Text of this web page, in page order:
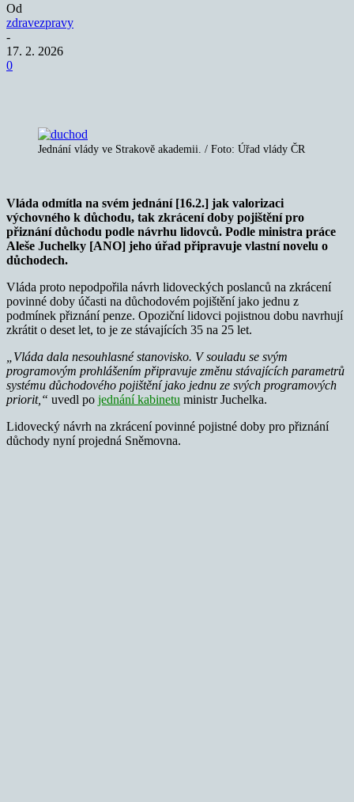
Od
zdravezpravy
-
17. 2. 2026
0
Jednání vlády ve Strakově akademii. / Foto: Úřad vlády ČR
Vláda odmítla na svém jednání [16.2.] jak valorizaci
výchovného k důchodu, tak zkrácení doby pojištění pro
přiznání důchodu podle návrhu lidovců. Podle ministra práce
Aleše Juchelky [ANO] jeho úřad připravuje vlastní novelu o
důchodech.
Vláda proto nepodpořila návrh lidoveckých poslanců na zkrácení
povinné doby účasti na důchodovém pojištění jako jednu z
podmínek přiznání penze. Opoziční lidovci pojistnou dobu navrhují
zkrátit o deset let, to je ze stávajících 35 na 25 let.
„Vláda dala nesouhlasné stanovisko. V souladu se svým
programovým prohlášením připravuje změnu stávajících parametrů
systému důchodového pojištění jako jednu ze svých programových
priorit,“ uvedl po jednání kabinetu ministr Juchelka.
Lidovecký návrh na zkrácení povinné pojistné doby pro přiznání
důchody nyní projedná Sněmovna.